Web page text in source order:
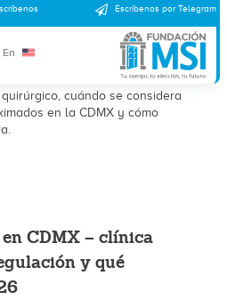
Escríbenos por Telegram
En
clínica Pedregal
se considera y
2026
cuándo se considera
en la CDMX y cómo
CDMX – clínica
y qué